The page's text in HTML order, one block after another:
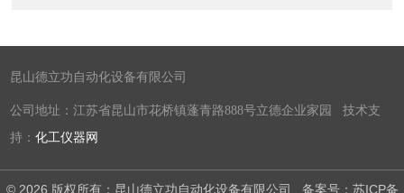
昆山德立功自动化设备有限公司
公司地址：江苏省昆山市花桥镇蓬青路888号立德企业家园 技术支
持：化工仪器网
© 2026 版权所有：昆山德立功自动化设备有限公司 备案号：苏ICP备